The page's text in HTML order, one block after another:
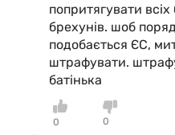
попритягувати всіх
брехунів. шоб
подобається ЄС,
штрафувати.
батінька
0
0